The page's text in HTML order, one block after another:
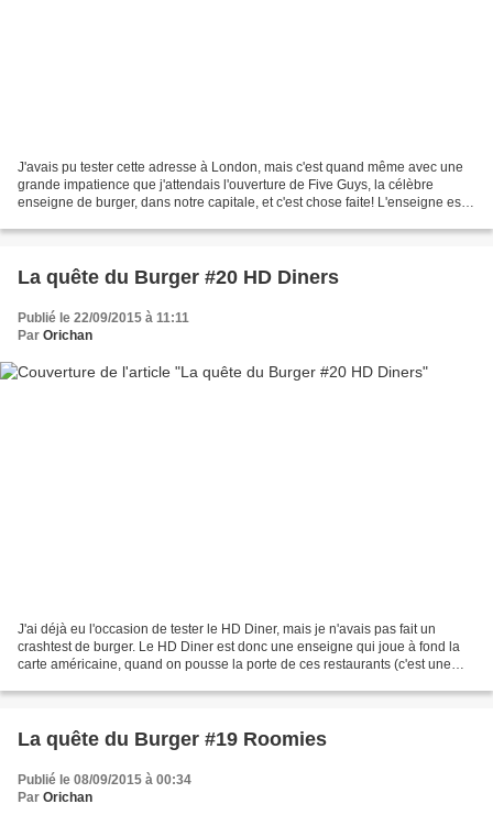
J'avais pu tester cette adresse à London, mais c'est quand même avec une
grande impatience que j'attendais l'ouverture de Five Guys, la célèbre
enseigne de burger, dans notre capitale, et c'est chose faite! L'enseigne est
La quête du Burger #20 HD Diners
Publié le 22/09/2015 à 11:11
Par Orichan
J'ai déjà eu l'occasion de tester le HD Diner, mais je n'avais pas fait un
crashtest de burger. Le HD Diner est donc une enseigne qui joue à fond la
carte américaine, quand on pousse la porte de ces restaurants (c'est une
La quête du Burger #19 Roomies
Publié le 08/09/2015 à 00:34
Par Orichan